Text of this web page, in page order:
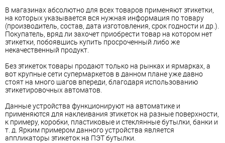
В магазинах абсолютно для всех товаров применяют этикетки,
на которых указывается вся нужная информация по товару
(производитель, состав, дата изготовления, срок годности и др.).
Покупатель, вряд ли захочет приобрести товар на котором нет
этикетки, побоявшись купить просроченный либо же
некачественный продукт.
Без этикеток товары продают только на рынках и ярмарках, а
вот крупные сети супермаркетов в данном плане уже давно
стоят на много шагов впереди, благодаря использованию
этикетировочных автоматов.
Данные устройства функционируют на автоматике и
применяются для наклеивания этикеток на разные поверхности,
к примеру, коробки, пластиковые и стеклянные бутылки, банки и
т. д. Ярким примером данного устройства является
аппликаторы этикеток на ПЭТ бутылки.